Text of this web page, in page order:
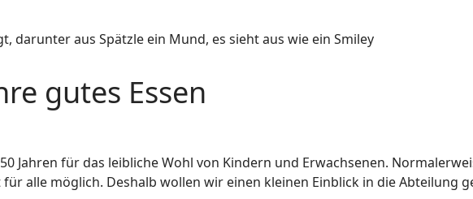
gutes Essen
Jahren für das leibliche Wohl von Kindern und Erwachsenen.
alle möglich. Deshalb wollen wir einen kleinen Einblick in die Abteilung